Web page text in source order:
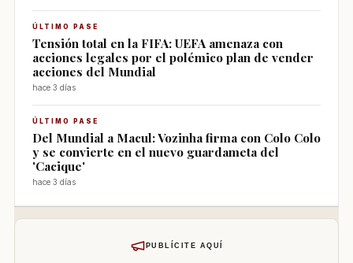
ÚLTIMO PASE
Tensión total en la FIFA: UEFA amenaza con
acciones legales por el polémico plan de vender
acciones del Mundial
hace 3 días
ÚLTIMO PASE
Del Mundial a Macul: Vozinha firma con Colo Colo
y se convierte en el nuevo guardameta del
'Cacique'
hace 3 días
PUBLÍCITE AQUÍ